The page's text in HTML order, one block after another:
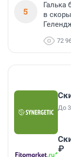
5
Галька
в
72
До
₽